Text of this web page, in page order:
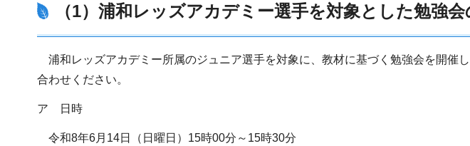
（1）浦和レッズアカデミー選手を対象とした勉強
浦和レッズアカデミー所属のジュニア選手を対象に、教材に基づく勉強会を開
合わせください。
ア 日時
令和8年6月14日（日曜日）15時00分～15時30分